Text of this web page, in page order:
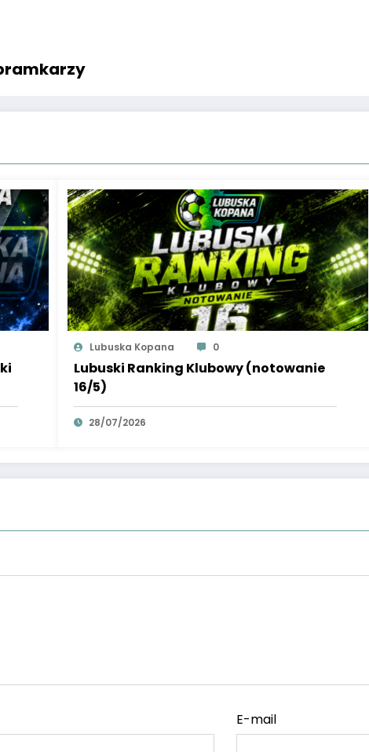
Lubuska Kopana 0
Lubuski Ranking Klubowy (notowanie
16/5)
28/07/2026
E-mail